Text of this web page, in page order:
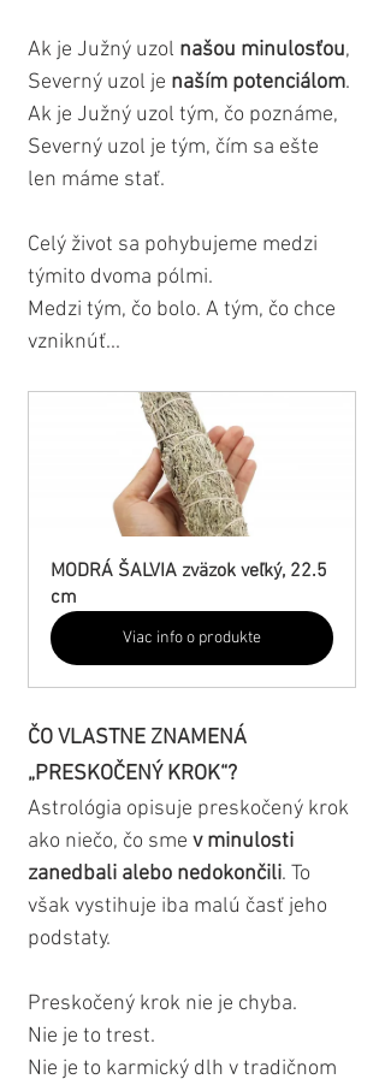
Ak je Južný uzol našou minulosťou,
Severný uzol je naším potenciálom.
Ak je Južný uzol tým, čo poznáme,
Severný uzol je tým, čím sa ešte
len máme stať.
Celý život sa pohybujeme medzi
týmito dvoma pólmi.
Medzi tým, čo bolo. A tým, čo chce
vzniknúť...
MODRÁ ŠALVIA zväzok veľký, 22.5
cm
Viac info o produkte
ČO VLASTNE ZNAMENÁ
„PRESKOČENÝ KROK“?
Astrológia opisuje preskočený krok
ako niečo, čo sme v minulosti
zanedbali alebo nedokončili. To
však vystihuje iba malú časť jeho
podstaty.
Preskočený krok nie je chyba.
Nie je to trest.
Nie je to karmický dlh v tradičnom